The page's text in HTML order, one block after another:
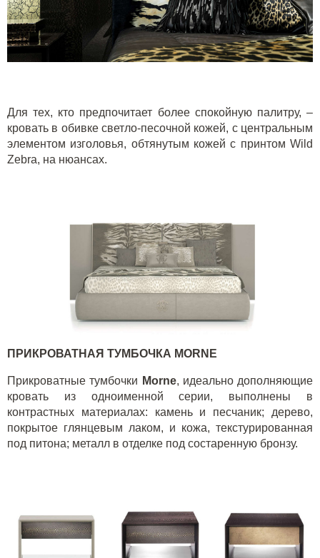
Для тех, кто предпочитает более спокойную палитру, –
кровать в обивке светло-песочной кожей, с центральным
элементом изголовья, обтянутым кожей с принтом Wild
Zebra, на нюансах.
ПРИКРОВАТНАЯ ТУМБОЧКА MORNE
Прикроватные тумбочки Morne, идеально дополняющие
кровать из одноименной серии, выполнены в
контрастных материалах: камень и песчаник; дерево,
покрытое глянцевым лаком, и кожа, текстурированная
под питона; металл в отделке под состаренную бронзу.